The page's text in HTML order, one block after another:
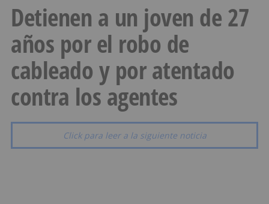
Detienen a un joven de 27
años por el robo de
cableado y por atentado
contra los agentes
Click para leer a la siguiente noticia